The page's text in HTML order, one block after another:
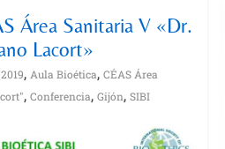
Área Sanitaria V «Dr.
Lacort»
2019, Aula Bioética, CÉAS Área
, Conferencia, Gijón, SIBI